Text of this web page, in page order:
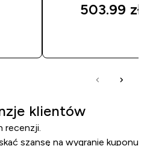
503.99 zł‎
klientów
recenzji.
szansę na wygranie kuponu